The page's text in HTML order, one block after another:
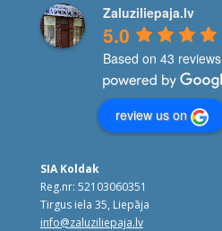
Zaluziliepaja.lv
5.0
Based on 43 reviews
review us on
SIA Koldak
Reg.nr: 52103060351
Tirgus iela 35, Liepāja
info@zaluziliepaja.lv